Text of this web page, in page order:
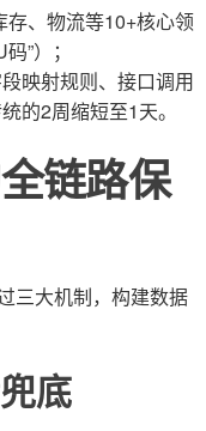
存、物流等10+核心领
”）；
映射规则、接口调用
的2周缩短至1天。
链路保
三大机制，构建数据
底